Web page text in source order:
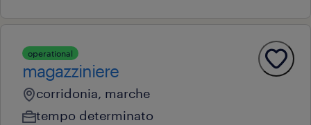
operational
magazziniere
corridonia, marche
tempo determinato